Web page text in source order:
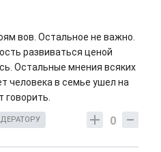
вов. Остальное не важно.
развиваться ценой
Остальные мнения всяких
человека в семье ушел на
говорить.
0